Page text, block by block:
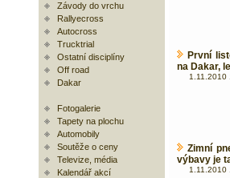
Závody do vrchu
Rallyecross
Autocross
Trucktrial
Ostatní disciplíny
Off road
Dakar
Fotogalerie
Tapety na plochu
Automobily
Soutěže o ceny
Televize, média
Kalendář akcí
První
na Dakar,
1.11.2010
Zimní
výbavy je
1.11.2010